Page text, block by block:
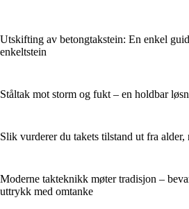
Utskifting av betongtakstein: En enkel
enkeltstein
Ståltak mot storm og fukt – en holdbar
Slik vurderer du takets tilstand ut fra alder,
Moderne takteknikk møter tradisjon –
uttrykk med omtanke